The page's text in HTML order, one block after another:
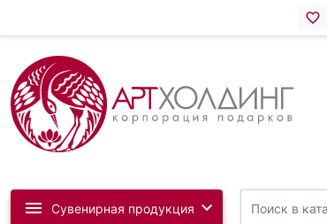
Сувенирная продукция